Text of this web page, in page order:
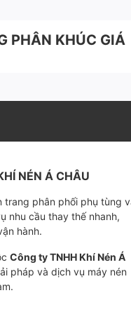
khí.
hiệu quả ổn định thì
hành cùng bạn mỗi
PHÂN KHÚC GIÁ
NÉN Á CHÂU
trang phân phối phụ tùng
nhu cầu thay thế nhanh,
hành.
Công ty TNHH Khí Nén Á
pháp và dịch vụ máy nén